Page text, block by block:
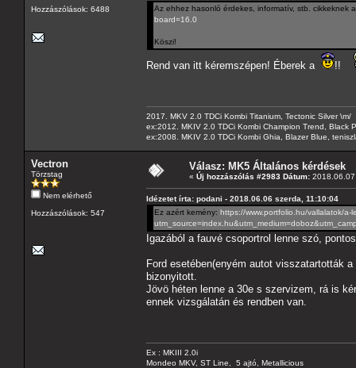
Hozzászólások: 6488
Az ehhez hasonló érdekes, informatív, stb.
board=16.0
Köszi!
Rend van itt kéremszépen! Éberek a !!
2017. MKV 2.0 TDCi Kombi Titanium, Tectonic Silver \m/
ex:2012. MKIV 2.0 TDCi Kombi Champion Trend, Black
ex:2008. MKIV 2.0 TDCi Kombi Ghia, Blazer Blue,
Vectron
Törzstag
Nem elérhető
Hozzászólások: 547
Válasz: MK5 Általános kérdések
« Új hozzászólás #2983 Dátum:
Idézetet írta: podani - 2018.06.06 szerda, 11:10:04
Ez azért kemény: https://www.portfolio.hu/vallalatok/a-
Igazából a fauvé csoportrol lenne szó,
Ford esetében(enyém autot visszatartották
bizonyitott.
Jövö héten lenne a 30e s szervizem, rá is
ennek vizsgálatán és rendben van.
Ex : MKIII 2.0i
Mondeo MKV, ST Line, 5 ajtó, Metallicious